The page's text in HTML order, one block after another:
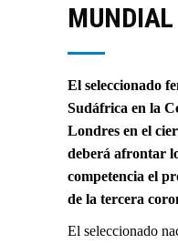
MUNDIAL
El seleccionado
Sudáfrica en la
Londres en el
deberá afrontar
competencia el
de la tercera
El seleccionado